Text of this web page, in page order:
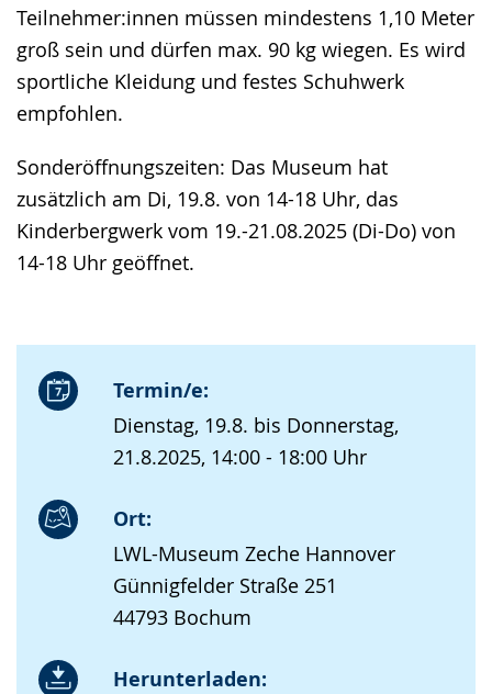
Teilnehmer:innen müssen mindestens 1,10 Meter
groß sein und dürfen max. 90 kg wiegen. Es wird
sportliche Kleidung und festes Schuhwerk
empfohlen.
Sonderöffnungszeiten: Das Museum hat
zusätzlich am Di, 19.8. von 14-18 Uhr, das
Kinderbergwerk vom 19.-21.08.2025 (Di-Do) von
14-18 Uhr geöffnet.
Termin/e:
Dienstag, 19.8. bis Donnerstag,
21.8.2025, 14:00 - 18:00 Uhr
Ort:
LWL-Museum Zeche Hannover
Günnigfelder Straße 251
44793 Bochum
Herunterladen: